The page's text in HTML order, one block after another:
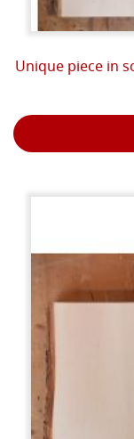
Unique piece in